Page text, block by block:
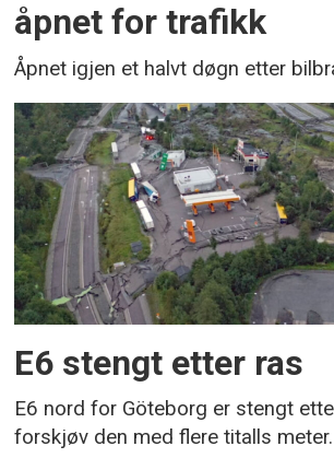
åpnet for trafikk
Åpnet igjen et halvt døgn etter
E6 stengt etter ras
E6 nord for Göteborg er stengt
forskjøv den med flere titalls meter.